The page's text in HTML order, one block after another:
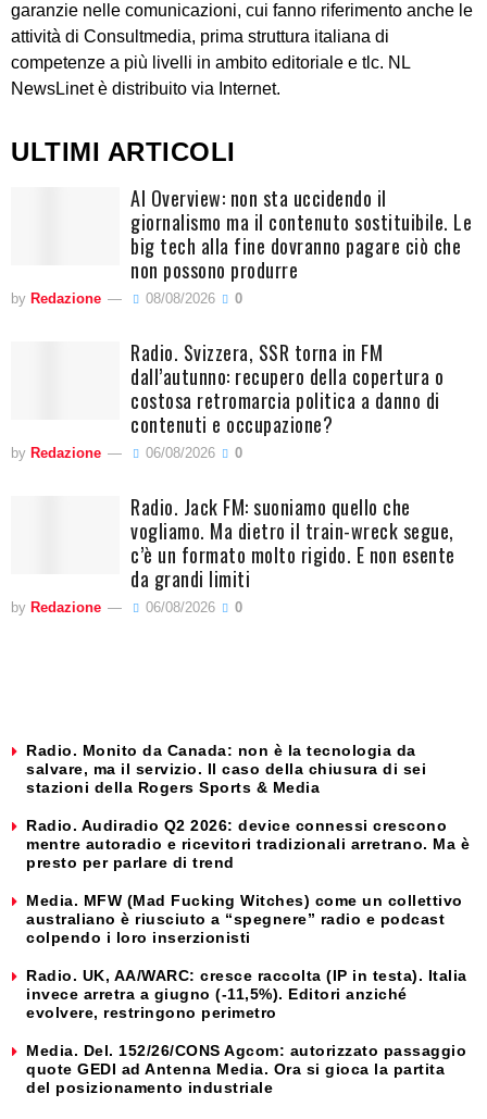
garanzie nelle comunicazioni, cui fanno riferimento anche le
attività di Consultmedia, prima struttura italiana di
competenze a più livelli in ambito editoriale e tlc. NL
NewsLinet è distribuito via Internet.
ULTIMI ARTICOLI
AI Overview: non sta uccidendo il
giornalismo ma il contenuto sostituibile. Le
big tech alla fine dovranno pagare ciò che
non possono produrre
by Redazione 08/08/2026 0
Radio. Svizzera, SSR torna in FM
dall’autunno: recupero della copertura o
costosa retromarcia politica a danno di
contenuti e occupazione?
by Redazione 06/08/2026 0
Radio. Jack FM: suoniamo quello che
vogliamo. Ma dietro il train-wreck segue,
c’è un formato molto rigido. E non esente
da grandi limiti
by Redazione 06/08/2026 0
Radio. Monito da Canada: non è la tecnologia da
salvare, ma il servizio. Il caso della chiusura di sei
stazioni della Rogers Sports & Media
Radio. Audiradio Q2 2026: device connessi crescono
mentre autoradio e ricevitori tradizionali arretrano. Ma è
presto per parlare di trend
Media. MFW (Mad Fucking Witches) come un collettivo
australiano è riusciuto a “spegnere” radio e podcast
colpendo i loro inserzionisti
Radio. UK, AA/WARC: cresce raccolta (IP in testa). Italia
invece arretra a giugno (-11,5%). Editori anziché
evolvere, restringono perimetro
Media. Del. 152/26/CONS Agcom: autorizzato passaggio
quote GEDI ad Antenna Media. Ora si gioca la partita
del posizionamento industriale